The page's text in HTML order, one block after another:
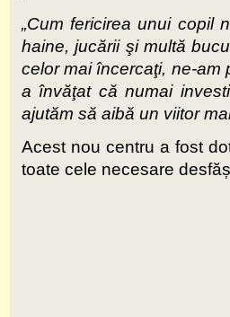
„Cum fericirea unui copil
haine, jucării şi multă
celor mai încercaţi, ne-am
a învăţat că numai
ajutăm să aibă un viitor
Acest nou centru a fost
toate cele necesare